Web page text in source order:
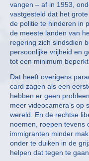
vangen – af in 1953,
vastgesteld dat het
de politie te hinderen in
de meeste landen van
regering zich sindsdien
persoonlijke vrijheid en
tot een minimum
Dat heeft overigens
card zagen als een
hebben er geen
meer videocamera’s op
wereld. En de rechtse
noemen, roepen tevens
immigranten minder
onder te duiken in de
helpen dat tegen te gaan.